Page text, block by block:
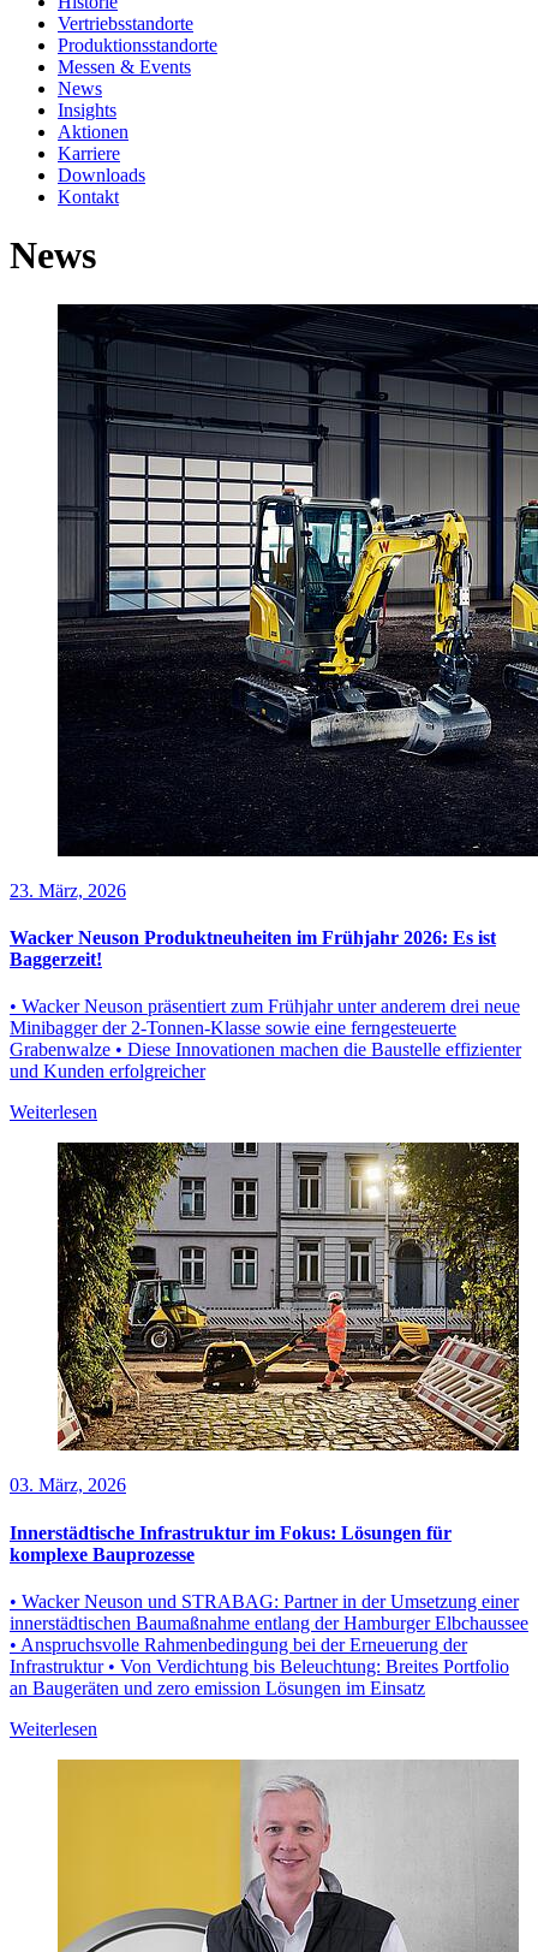
Vertriebsstandorte
Produktionsstandorte
Messen & Events
News
Insights
Aktionen
Karriere
Downloads
Kontakt
News
23. März, 2026
Wacker Neuson Produktneuheiten im Frühjahr 2026: Es ist
Baggerzeit!
• Wacker Neuson präsentiert zum Frühjahr unter anderem drei neue
Minibagger der 2-Tonnen-Klasse sowie eine ferngesteuerte
Grabenwalze • Diese Innovationen machen die Baustelle effizienter
und Kunden erfolgreicher
Weiterlesen
03. März, 2026
Innerstädtische Infrastruktur im Fokus: Lösungen für
komplexe Bauprozesse
• Wacker Neuson und STRABAG: Partner in der Umsetzung einer
innerstädtischen Baumaßnahme entlang der Hamburger Elbchaussee
• Anspruchsvolle Rahmenbedingung bei der Erneuerung der
Infrastruktur • Von Verdichtung bis Beleuchtung: Breites Portfolio
an Baugeräten und zero emission Lösungen im Einsatz
Weiterlesen